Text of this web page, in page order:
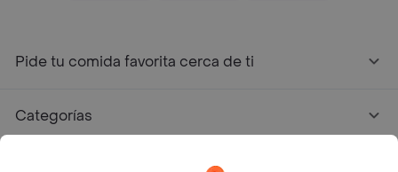
Pide tu comida favorita cerca de ti
Categorías